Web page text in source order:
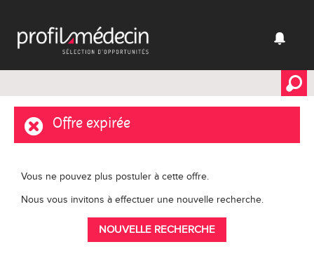
Offre expirée
Vous ne pouvez plus postuler à cette offre.
Nous vous invitons à effectuer une nouvelle recherche.
NOUVELLE RECHERCHE